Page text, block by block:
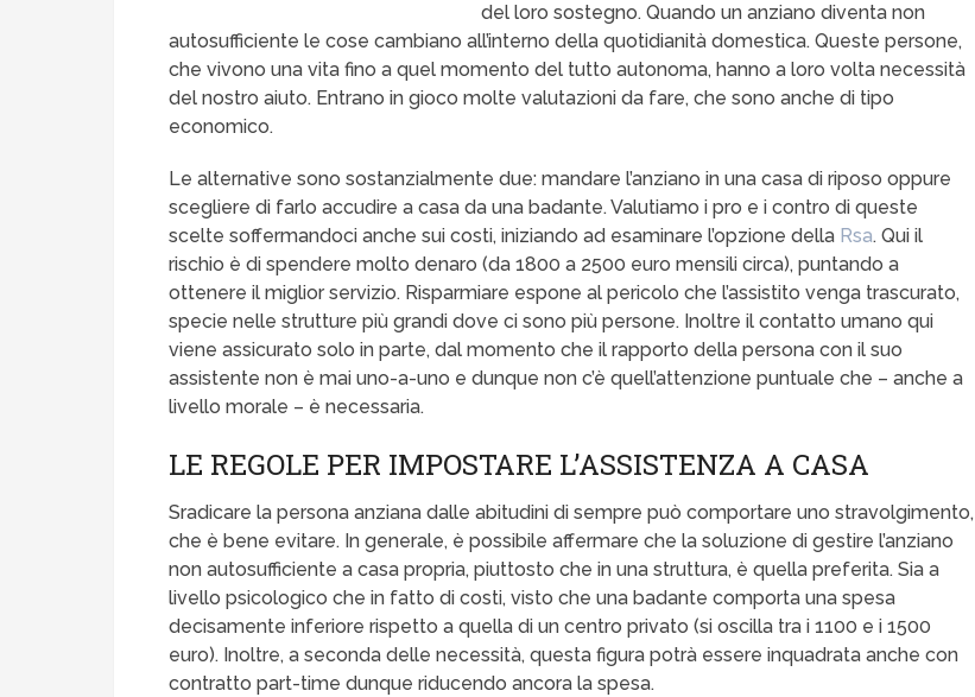
del loro sostegno. Quando un anziano diventa non
autosufficiente le cose cambiano all’interno della quotidianità domestica. Queste persone,
che vivono una vita fino a quel momento del tutto autonoma, hanno a loro volta necessità
del nostro aiuto. Entrano in gioco molte valutazioni da fare, che sono anche di tipo
economico.
Le alternative sono sostanzialmente due: mandare l’anziano in una casa di riposo oppure
scegliere di farlo accudire a casa da una badante. Valutiamo i pro e i contro di queste
scelte soffermandoci anche sui costi, iniziando ad esaminare l’opzione della Rsa. Qui il
rischio è di spendere molto denaro (da 1800 a 2500 euro mensili circa), puntando a
ottenere il miglior servizio. Risparmiare espone al pericolo che l’assistito venga trascurato,
specie nelle strutture più grandi dove ci sono più persone. Inoltre il contatto umano qui
viene assicurato solo in parte, dal momento che il rapporto della persona con il suo
assistente non è mai uno-a-uno e dunque non c’è quell’attenzione puntuale che – anche a
livello morale – è necessaria.
LE REGOLE PER IMPOSTARE L’ASSISTENZA A CASA
Sradicare la persona anziana dalle abitudini di sempre può comportare uno stravolgimento,
che è bene evitare. In generale, è possibile affermare che la soluzione di gestire l’anziano
non autosufficiente a casa propria, piuttosto che in una struttura, è quella preferita. Sia a
livello psicologico che in fatto di costi, visto che una badante comporta una spesa
decisamente inferiore rispetto a quella di un centro privato (si oscilla tra i 1100 e i 1500
euro). Inoltre, a seconda delle necessità, questa figura potrà essere inquadrata anche con
contratto part-time dunque riducendo ancora la spesa.